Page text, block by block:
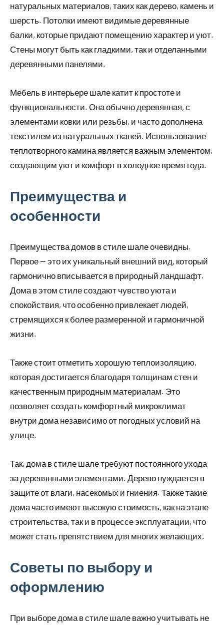
натуральных материалов, таких как дерево, камень и
шерсть. Потолки имеют видимые деревянные
балки, которые придают помещению характер и уют.
Стены могут быть как гладкими, так и отделанными
деревянными панелями.
Мебель в интерьере шале катит к простоте и
функциональности. Она обычно деревянная, с
элементами ковки или резьбы, и часто дополнена
текстилем из натуральных тканей. Использование
теплотворного камина является важным элементом,
создающим уют и комфорт в холодное время года.
Преимущества и
особенности
Преимущества домов в стиле шале очевидны.
Первое — это их уникальный внешний вид, который
гармонично вписывается в природный ландшафт.
Дома в этом стиле создают чувство уюта и
спокойствия, что особенно привлекает людей,
стремящихся к более размеренной и гармоничной
жизни.
Также стоит отметить хорошую теплоизоляцию,
которая достигается благодаря толщинам стен и
качественным природным материалам. Это
позволяет создать комфортный микроклимат
внутри дома независимо от погодных условий на
улице.
Так, дома в стиле шале требуют постоянного ухода
за деревянными элементами. Дерево нуждается в
защите от влаги, насекомых и гниения. Также такие
дома часто имеют высокую стоимость, как на этапе
строительства, так и в процессе эксплуатации, что
может стать препятствием для многих желающих.
Советы по выбору и
оформлению
При выборе дома в стиле шале важно учитывать не